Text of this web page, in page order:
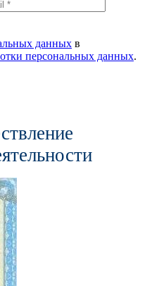
данных в
персональных данных.